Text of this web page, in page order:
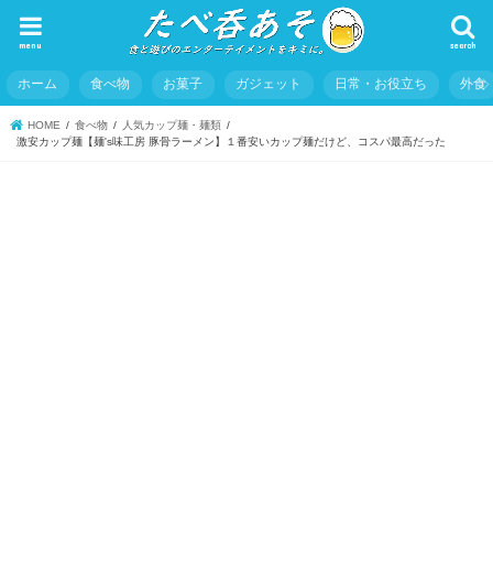
search
menu
ホーム 食べ物 お菓子 ガジェット 日常・お役立ち 外食
HOME 食べ物
人気カップ麺・麺類
激安カップ麺【麺's味工房 豚骨ラーメン】１番安いカップ麺だけど、コスパ最高だった